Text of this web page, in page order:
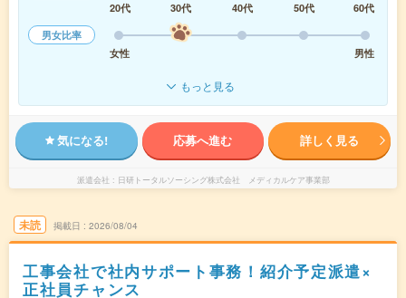
20代
30代 40代 50代
60代
男女比率
女性
男性
もっと見る
気になる! 応募へ進む 詳しく見る
派遣会社 日研トータルソーシング株式会社 メディカルケア事業部
未読 掲載日 2026/08/04
工事会社で社内サポート事務！紹介予定派遣×
正社員チャンス